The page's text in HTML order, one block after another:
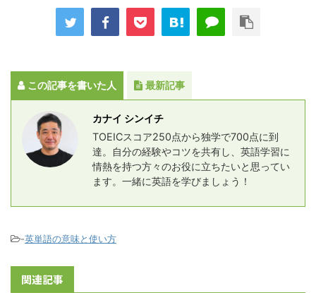
この記事を書いた人 最新記事
カナイ シンイチ
TOEICスコア250点から独学で700点に到
達。自分の経験やコツを共有し、英語学習に
情熱を持つ方々のお役に立ちたいと思ってい
ます。一緒に英語を学びましょう！
-英単語の意味と使い方
関連記事